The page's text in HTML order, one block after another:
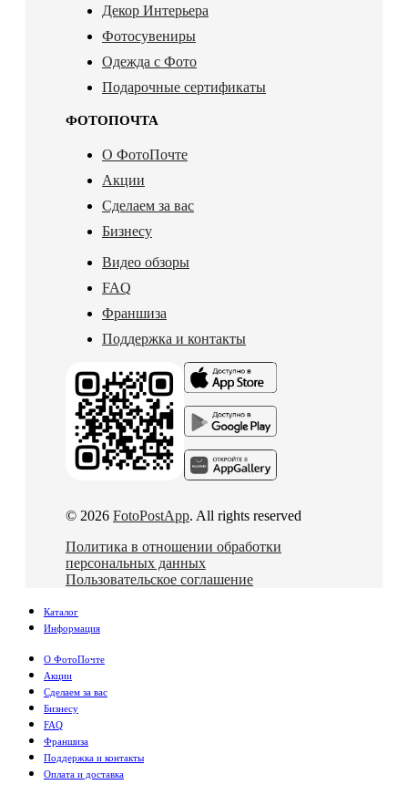
Декор Интерьера
Фотосувениры
Одежда с Фото
Подарочные сертификаты
ФОТОПОЧТА
О ФотоПочте
Акции
Сделаем за вас
Бизнесу
Видео обзоры
FAQ
Франшиза
Поддержка и контакты
© 2026 FotoPostApp. All rights reserved
Политика в отношении обработки
персональных данных
Пользовательское соглашение
Каталог
Информация
О ФотоПочте
Акции
Сделаем за вас
Бизнесу
FAQ
Франшиза
Поддержка и контакты
Оплата и доставка